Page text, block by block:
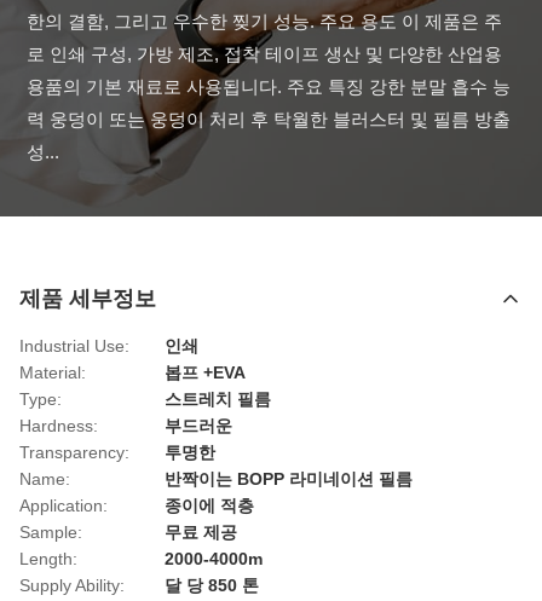
한의 결함, 그리고 우수한 찢기 성능. 주요 용도 이 제품은 주
로 인쇄 구성, 가방 제조, 접착 테이프 생산 및 다양한 산업용
용품의 기본 재료로 사용됩니다. 주요 특징 강한 분말 흡수 능
력 웅덩이 또는 웅덩이 처리 후 탁월한 블러스터 및 필름 방출
성...
제품 세부정보
Industrial Use:
인쇄
Material:
봅프 +EVA
Type:
스트레치 필름
Hardness:
부드러운
Transparency:
투명한
Name:
반짝이는 BOPP 라미네이션 필름
Application:
종이에 적층
Sample:
무료 제공
Length:
2000-4000m
Supply Ability:
달 당 850 톤